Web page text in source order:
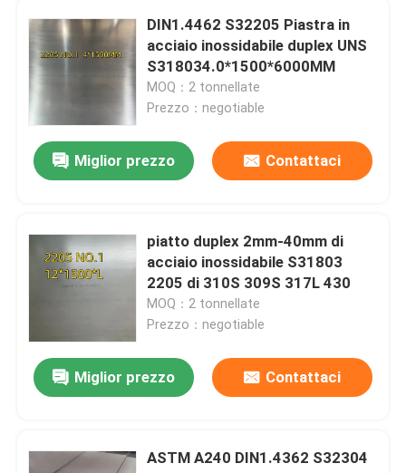
Chiedi un preventivo
Strato laminato a freddo di acciaio inossidabile
Piatto laminato a caldo di acciaio inossidabile
rotolo di nastro inossidabile
Metropolitana saldata di acciaio inossidabile
Tubo senza saldatura di acciaio inossidabile
Tondino di acciaio inossidabile
DIN1.4462 S32205 Piastra in
acciaio inossidabile duplex UNS
S318034.0*1500*6000MM
MOQ：2 tonnellate
Prezzo：negotiable
Miglior prezzo Contattaci
piatto duplex 2mm-40mm di
acciaio inossidabile S31803
2205 di 310S 309S 317L 430
MOQ：2 tonnellate
Prezzo：negotiable
Miglior prezzo Contattaci
ASTM A240 DIN1.4362 S32304